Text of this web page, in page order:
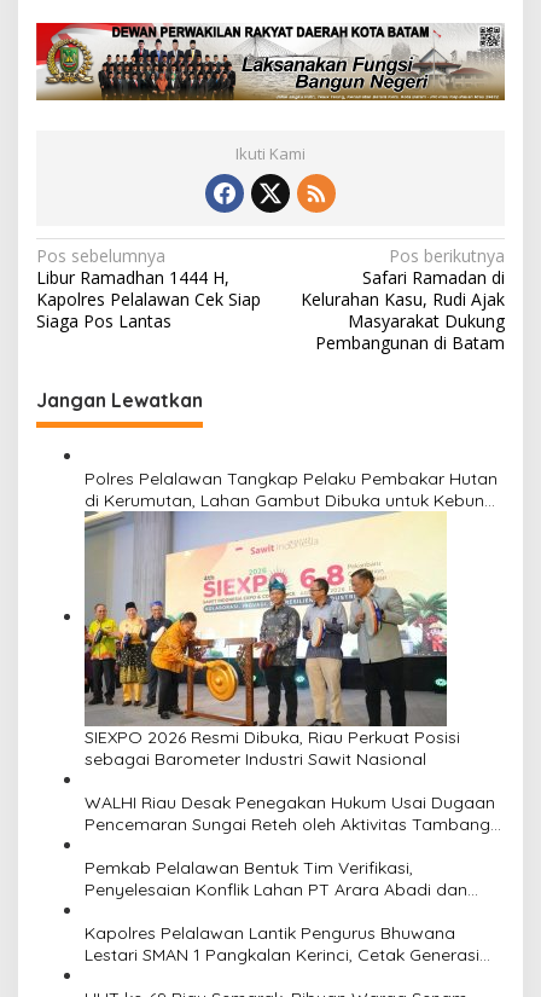
Ikuti Kami
N
a
v
g
a
Pos sebelumnya
Libur Ramadhan 1444 H,
Kapolres Pelalawan Cek Siap
Siaga Pos Lantas
Pos berikutnya
Safari Ramadan di
Kelurahan Kasu, Rudi Ajak
Masyarakat Dukung
Pembangunan di Batam
Jangan Lewatkan
Polres Pelalawan Tangkap Pelaku Pembakar Hutan
di Kerumutan, Lahan Gambut Dibuka untuk Kebun
Sawit
SIEXPO 2026 Resmi Dibuka, Riau Perkuat Posisi
sebagai Barometer Industri Sawit Nasional
WALHI Riau Desak Penegakan Hukum Usai Dugaan
Pencemaran Sungai Reteh oleh Aktivitas Tambang
Pemkab Pelalawan Bentuk Tim Verifikasi,
Penyelesaian Konflik Lahan PT Arara Abadi dan
Kapolres Pelalawan Lantik Pengurus Bhuwana
Lestari SMAN 1 Pangkalan Kerinci, Cetak Generasi